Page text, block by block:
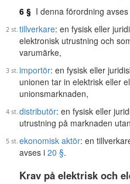
6 § I denna förordning
tillverkare: en fysisk eller
elektronisk utrustning och
varumärke,
importör: en fysisk eller
unionen tar in elektrisk eller
unionsmarknaden,
distributör: en fysisk eller
utrustning på marknaden
ekonomisk aktör: en
avses i 20 §.
Krav på elektrisk och